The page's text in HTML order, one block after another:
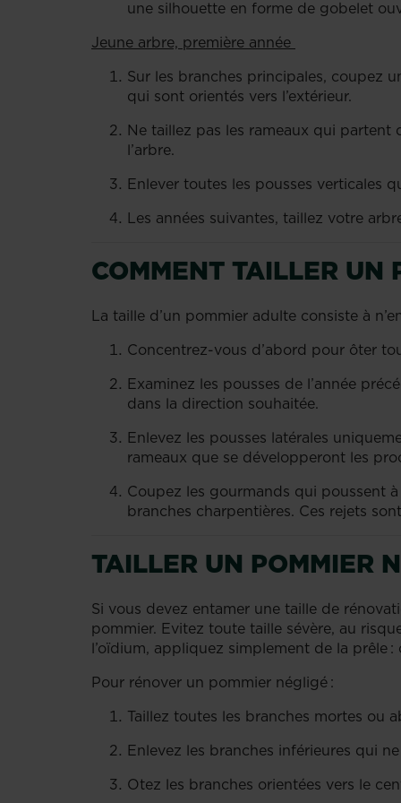
une silhouette en forme de gobelet
Jeune arbre, première année
Sur les branches principales, coupez
qui sont orientés vers l’extérieur.
Ne taillez pas les rameaux qui partent
l’arbre.
Enlever toutes les pousses verticales
Les années suivantes, taillez votre
COMMENT TAILLER UN
La taille d’un pommier adulte consiste à
Concentrez-vous d’abord pour ôter
Examinez les pousses de l’année
dans la direction souhaitée.
Enlevez les pousses latérales
rameaux que se développeront les
Coupez les gourmands qui poussent
branches charpentières. Ces rejets
TAILLER UN POMMIER
Si vous devez entamer une taille de
pommier. Evitez toute taille sévère, au
l’oïdium, appliquez simplement de la prêle
Pour rénover un pommier négligé :
Taillez toutes les branches mortes ou
Enlevez les branches inférieures qui
Otez les branches orientées vers le